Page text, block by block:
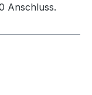
Anschluss.